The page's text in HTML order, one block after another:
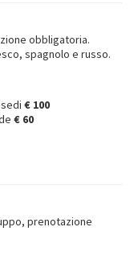
obbligatoria.
spagnolo e russo.
€ 100
€ 60
prenotazione